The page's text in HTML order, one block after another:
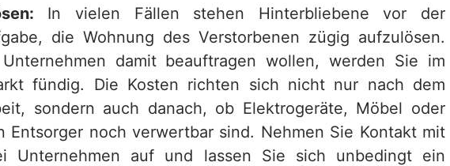
In vielen Fällen stehen Hinterbliebene vor der
die Wohnung des Verstorbenen zügig aufzulösen.
damit beauftragen wollen, werden Sie im
fündig. Die Kosten richten sich nicht nur nach dem
sondern auch danach, ob Elektrogeräte, Möbel oder
Entsorger noch verwertbar sind. Nehmen Sie Kontakt mit
Unternehmen auf und lassen Sie sich unbedingt ein